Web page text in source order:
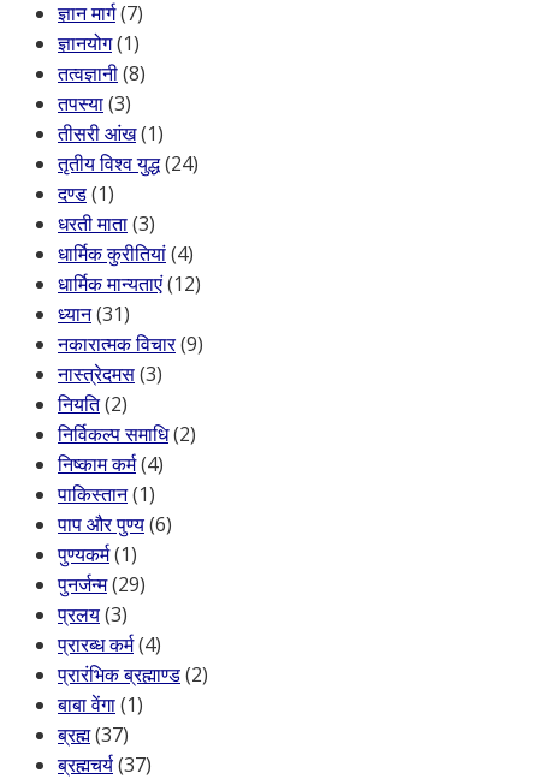
ज्ञान मार्ग(7)
ज्ञानयोग(1)
तत्वज्ञानी(8)
तपस्या(3)
तीसरी आंख(1)
तृतीय विश्व युद्ध(24)
दण्ड(1)
धरती माता(3)
धार्मिक कुरीतियां(4)
धार्मिक मान्यताएं(12)
ध्यान(31)
नकारात्मक विचार(9)
नास्त्रेदमस(3)
नियति(2)
निर्विकल्प समाधि(2)
निष्काम कर्म(4)
पाकिस्तान(1)
पाप और पुण्य(6)
पुण्यकर्म(1)
पुनर्जन्म(29)
प्रलय(3)
प्रारब्ध कर्म(4)
प्रारंभिक ब्रह्माण्ड(2)
बाबा वेंगा(1)
ब्रह्म(37)
ब्रह्मचर्य(37)